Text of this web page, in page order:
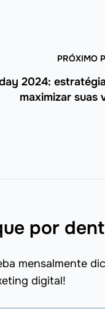
PRÓXIMO
2024:
maximizar suas
por
mensalmente
digital!